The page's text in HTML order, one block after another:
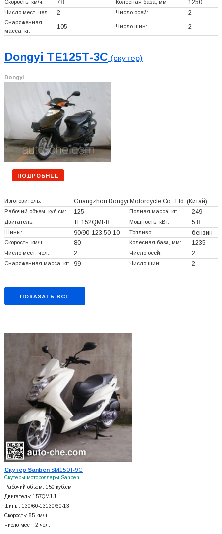
Скорость, км/ч: 78 Колесная база, мм: 1250
Число мест, чел.: 2 Число осей: 2
Снаряженная
масса, кг:
105 Число шин: 2
Dongyi TE125T-3C (скутер)
Dongyi
ПОДРОБНЕЕ
Изготовитель: Guangzhou Dongyi Motorcycle Co., Ltd. (Китай)
Рабочий объем, куб.см: 125 Полная масса, кг: 249
Двигатель: TE152QMI-B Мощность, кВт: 5.8
Шины: 90/90-123.50-10 Топливо: бензин
Скорость, км/ч: 80 Колесная база, мм: 1235
Число мест, чел.: 2 Число осей: 2
Снаряженная масса, кг: 99 Число шин: 2
ПОКАЗАТЬ ВСЕ
Скутер SanbenSM150T-9C
Скутеры мотороллеры Sanben
Рабочий объем: 150 куб.см
Двигатель: 157QMJ-J
Шины: 130/60-13130/60-13
Скорость: 85 км/ч
Число мест: 2 чел.